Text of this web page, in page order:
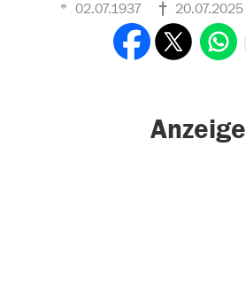
02.07.1937 20.07.2025
Anzeige